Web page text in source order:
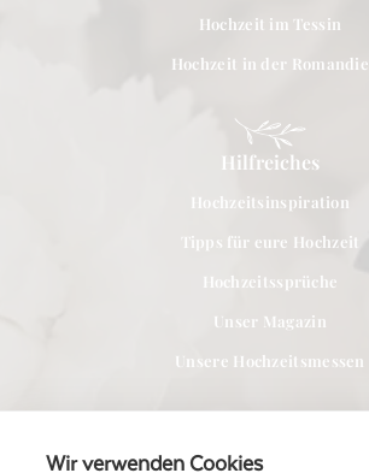
Wir verwenden Cookies
Hochzeit im Tessin
Hochzeit in der Romandie
Hilfreiches
Hochzeitsinspiration
Tipps für eure Hochzeit
Hochzeitssprüche
Unser Magazin
Unsere Hochzeitsmessen